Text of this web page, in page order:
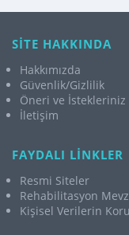
SİTE HAKKINDA
Hakkımızda
Güvenlik/Gizlilik
Öneri ve İstekleriniz
İletişim
FAYDALI LİNKLER
Resmi Siteler
Rehabilitasyon
Kişisel Verilerin